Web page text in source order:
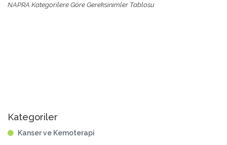
NAPRA Kategorilere Göre Gereksinimler Tablosu
Kategoriler
Kanser ve Kemoterapi